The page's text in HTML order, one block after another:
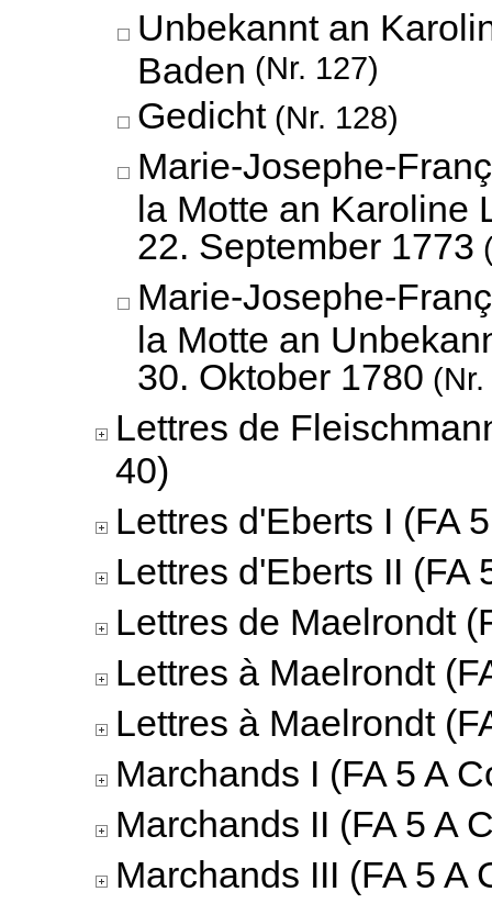
Unbekannt an
Baden (Nr. 127)
Gedicht(Nr. 128)
Marie-Josephe-
la Motte an Karoline
22. September 1773
Marie-Josephe-
la Motte an
30. Oktober 1780
Lettres de
40)
Lettres d'Eberts I (FA
Lettres d'Eberts II (FA
Lettres de Maelrondt
Lettres à Maelrondt
Lettres à Maelrondt
Marchands I (FA 5 A
Marchands II (FA 5 A
Marchands III (FA 5 A